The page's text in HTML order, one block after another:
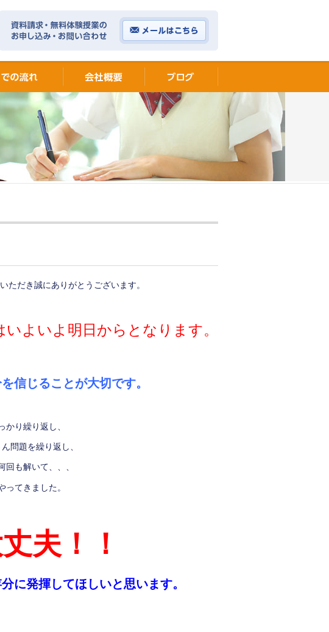
ただき誠にありがとうございます。
いよいよ明日からとなります。
信じることが大切です。
かり繰り返し、
問題を繰り返し、
回も解いて、、、
ってきました。
夫！！
に発揮してほしいと思います。